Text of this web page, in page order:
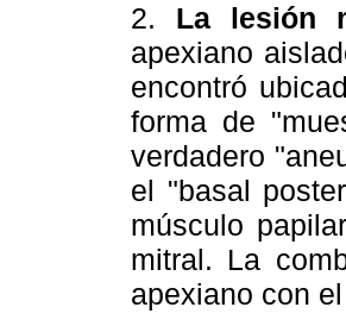
2. La lesión
apexiano
encontró
forma de
verdadero
el "basal
músculo
mitral. La
apexiano con